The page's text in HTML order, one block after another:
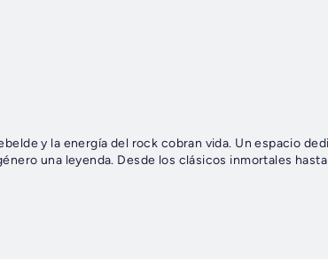
y la energía del rock cobran vida. Un espacio
una leyenda. Desde los clásicos inmortales